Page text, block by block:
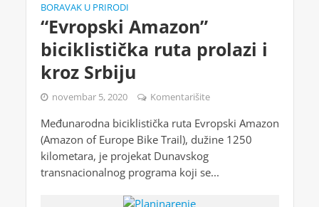
BORAVAK U PRIRODI
“Evropski Amazon”
biciklistička ruta prolazi i
kroz Srbiju
novembar 5, 2020 Komentarišite
Međunarodna biciklistička ruta Evropski Amazon
(Amazon of Europe Bike Trail), dužine 1250
kilometara, je projekat Dunavskog
transnacionalnog programa koji se...